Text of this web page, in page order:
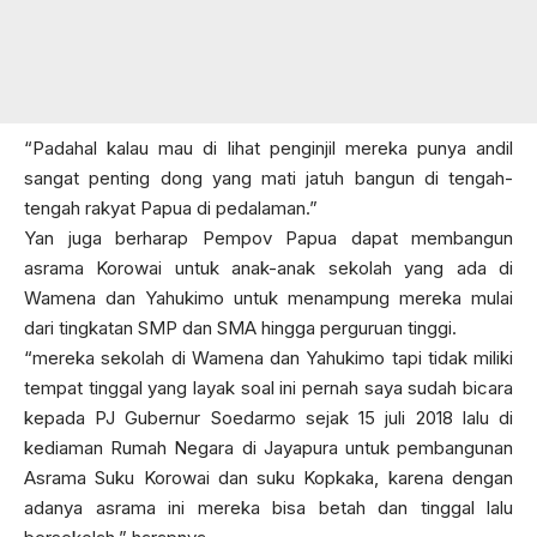
“Padahal kalau mau di lihat penginjil mereka punya andil
sangat penting dong yang mati jatuh bangun di tengah-
tengah rakyat Papua di pedalaman.”
Yan juga berharap Pempov Papua dapat membangun
asrama Korowai untuk anak-anak sekolah yang ada di
Wamena dan Yahukimo untuk menampung mereka mulai
dari tingkatan SMP dan SMA hingga perguruan tinggi.
“mereka sekolah di Wamena dan Yahukimo tapi tidak miliki
tempat tinggal yang layak soal ini pernah saya sudah bicara
kepada PJ Gubernur Soedarmo sejak 15 juli 2018 lalu di
kediaman Rumah Negara di Jayapura untuk pembangunan
Asrama Suku Korowai dan suku Kopkaka, karena dengan
adanya asrama ini mereka bisa betah dan tinggal lalu